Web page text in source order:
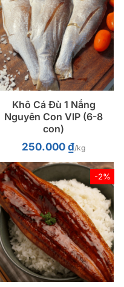
Khô Cá Đù 1 Nắng
Nguyên Con VIP (6-8
con)
250.000 ₫/kg
-2%